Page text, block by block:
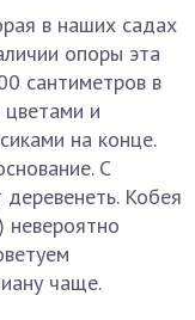
в наших садах
опоры эта
сантиметров в
и
на конце.
С
Кобея
невероятно
чаще.